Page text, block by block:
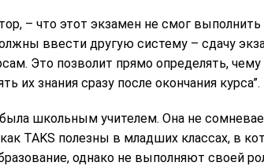
– что этот экзамен не смог
ввести другую систему – сдачу
Это позволит прямо определять,
их знания сразу после окончания курса”.
школьным учителем. Она не
TAKS полезны в младших классах, в
однако не выполняют своей